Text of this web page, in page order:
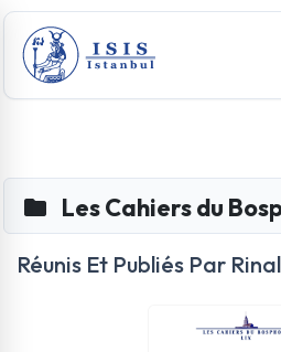
Les Cahiers du
Réunis Et Publiés Par